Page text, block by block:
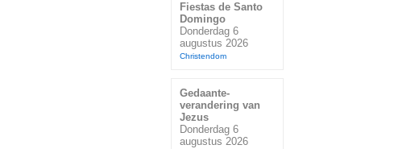
Fiestas de Santo
Domingo
Donderdag 6
augustus 2026
Christendom
Gedaante-
verandering van
Jezus
Donderdag 6
augustus 2026